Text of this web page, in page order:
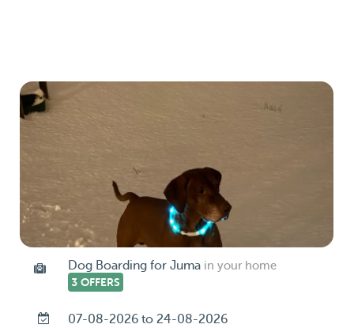
Dog Boarding for Juma in your home
3 OFFERS
07-08-2026 to 24-08-2026